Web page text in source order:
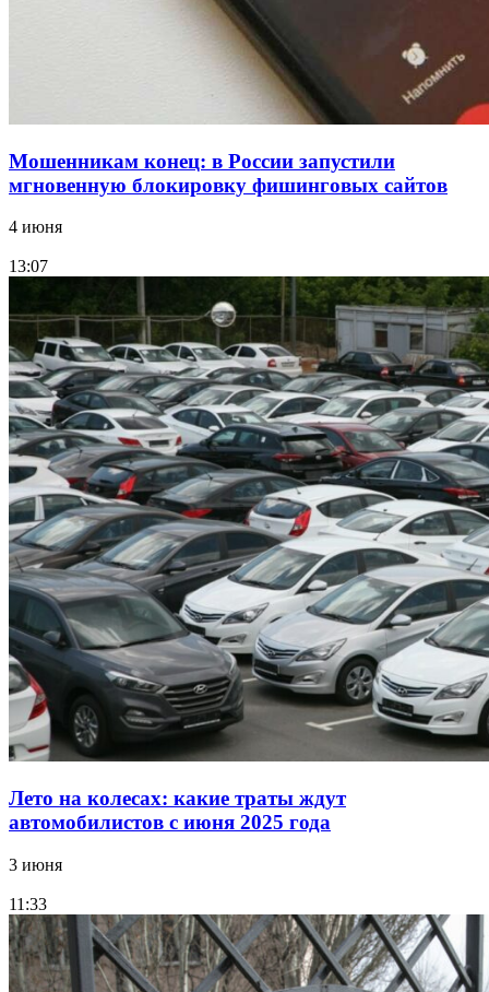
Мошенникам конец: в России запустили
мгновенную блокировку фишинговых сайтов
4 июня
13:07
Лето на колесах: какие траты ждут
автомобилистов с июня 2025 года
3 июня
11:33